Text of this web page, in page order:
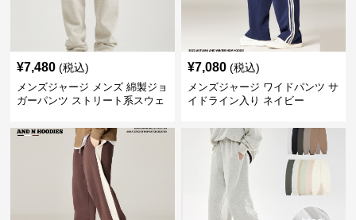
¥7,480 (税込)
メンズジャージ メンズ 綿製ジョ
ガーパンツ ストリート系スウェ
¥7,080 (税込)
メンズジャージ ワイドパンツ サ
イドライン入り ネイビー